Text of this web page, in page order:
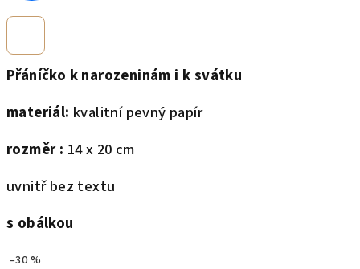
Přáníčko k narozeninám i k svátku
materiál: kvalitní pevný papír
rozměr : 14 x 20 cm
uvnitř bez textu
s obálkou
–30 %